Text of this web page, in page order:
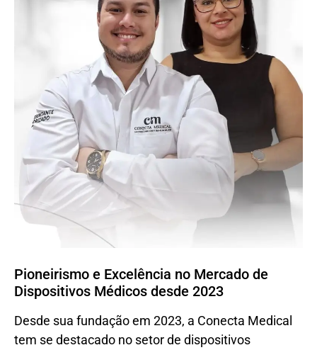
Pioneirismo e Excelência no Mercado de
Dispositivos Médicos desde 2023
Desde sua fundação em 2023, a Conecta Medical
tem se destacado no setor de dispositivos